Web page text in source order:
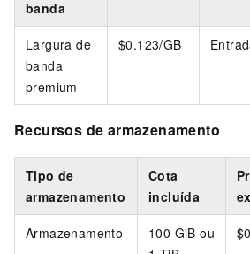
banda
Largura de
banda
premium
$0.123/GB
Recursos de armazenamento
Tipo de
armazenamento
Cota
incluída
Armazenamento
100 GiB ou